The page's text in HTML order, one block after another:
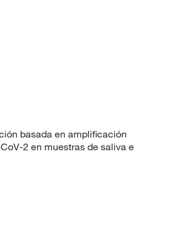
basada en amplificación
2 en muestras de saliva e